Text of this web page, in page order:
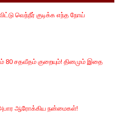
வெந்நீர் குடிக்க எந்த நோய்
80 சதவீதம் குறையும்! தினமும் இதை
ஆரோக்கிய நன்மைகள்!